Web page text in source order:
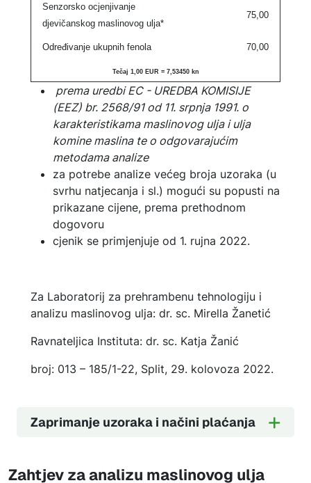
Senzorsko ocjenjivanje
djevičanskog maslinovog ulja*
75,00
Određivanje ukupnih fenola 70,00
Tečaj 1,00 EUR = 7,53450 kn
prema uredbi EC - UREDBA KOMISIJE
(EEZ) br. 2568/91 od 11. srpnja 1991. o
karakteristikama maslinovog ulja i ulja
komine maslina te o odgovarajućim
metodama analize
za potrebe analize većeg broja uzoraka (u
svrhu natjecanja i sl.) mogući su popusti na
prikazane cijene, prema prethodnom
dogovoru
cjenik se primjenjuje od 1. rujna 2022.
Za Laboratorij za prehrambenu tehnologiju i
analizu maslinovog ulja: dr. sc. Mirella Žanetić
Ravnateljica Instituta: dr. sc. Katja Žanić
broj: 013 – 185/1-22, Split, 29. kolovoza 2022.
Zaprimanje uzoraka i načini plaćanja
Zahtjev za analizu maslinovog ulja